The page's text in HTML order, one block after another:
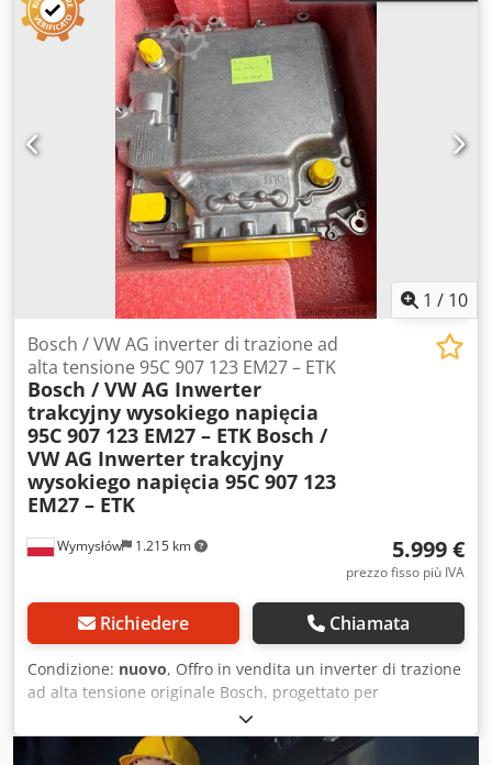
1 / 10
Wymysłów 1.215 km
Bosch / VW AG inverter di trazione ad
alta tensione 95C 907 123 EM27 – ETK
Bosch / VW AG Inwerter
trakcyjny wysokiego napięcia
95C 907 123 EM27 – ETK Bosch /
VW AG Inwerter trakcyjny
wysokiego napięcia 95C 907 123
EM27 – ETK
5.999 €
prezzo fisso più IVA
Richiedere Chiamata
Condizione: nuovo, Offro in vendita un inverter di trazione
ad alta tensione originale Bosch, progettato per
Volkswagen AG, identificato dal numero 95C 907 123 EM27.
Si tratta di un componente di sviluppo ETK (Entwicklungs-